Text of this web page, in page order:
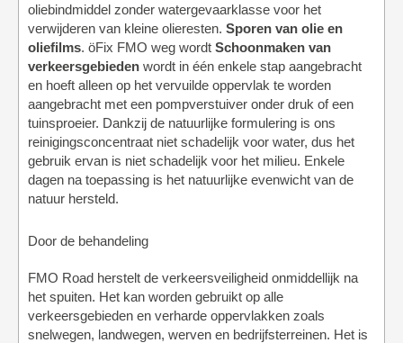
oliebindmiddel zonder watergevaarklasse voor het
verwijderen van kleine olieresten. Sporen van olie en
oliefilms. öFix FMO weg wordt Schoonmaken van
verkeersgebieden wordt in één enkele stap aangebracht
en hoeft alleen op het vervuilde oppervlak te worden
aangebracht met een pompverstuiver onder druk of een
tuinsproeier. Dankzij de natuurlijke formulering is ons
reinigingsconcentraat niet schadelijk voor water, dus het
gebruik ervan is niet schadelijk voor het milieu. Enkele
dagen na toepassing is het natuurlijke evenwicht van de
natuur hersteld.
Door de behandeling
FMO Road herstelt de verkeersveiligheid onmiddellijk na
het spuiten. Het kan worden gebruikt op alle
verkeersgebieden en verharde oppervlakken zoals
snelwegen, landwegen, werven en bedrijfsterreinen. Het is